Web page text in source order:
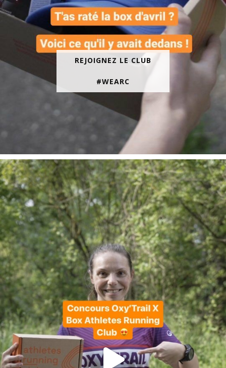
REJOIGNEZ LE CLUB
#WEARC
En juin, on te motive à courir encore